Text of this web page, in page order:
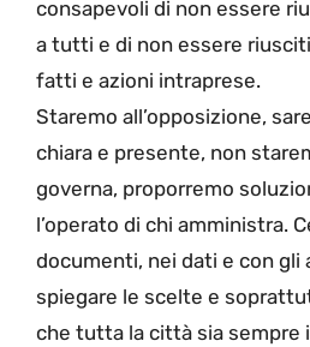
consapevoli di non essere
a tutti e di non essere
fatti e azioni intraprese.
Staremo all’opposizione,
chiara e presente, non
governa, proporremo
l’operato di chi amministra.
documenti, nei dati e con gli
spiegare le scelte e
che tutta la città sia sempre